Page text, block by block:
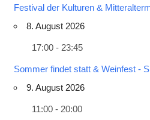
Festival der Kulturen &
8. August 2026
17:00 - 23:45
Sommer findet statt & Weinfest -
9. August 2026
11:00 - 20:00